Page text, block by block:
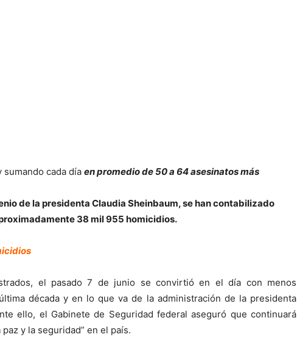
sumando cada día en promedio de 50 a 64 asesinatos más
de la presidenta Claudia Sheinbaum, se han contabilizado
38 mil 955 homicidios.
el pasado 7 de junio se convirtió en el día con menos
década y en lo que va de la administración de la presidenta
ello, el Gabinete de Seguridad federal aseguró que continuará
y la seguridad” en el país.